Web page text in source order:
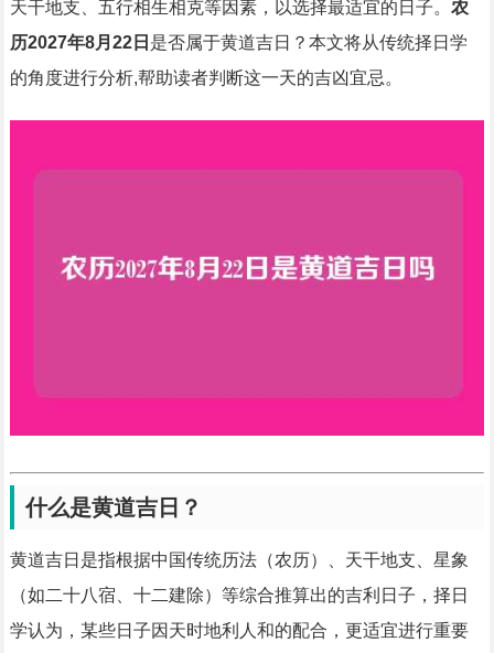
天干地支、五行相生相克等因素，以选择最适宜的日子。 农
历2027年8月22日 是否属于黄道吉日？本文将从传统择日学
的角度进行分析,帮助读者判断这一天的吉凶宜忌。
什么是黄道吉日？
黄道吉日是指根据中国传统历法（农历）、天干地支、星象
（如二十八宿、十二建除）等综合推算出的吉利日子，择日
学认为，某些日子因天时地利人和的配合，更适宜进行重要